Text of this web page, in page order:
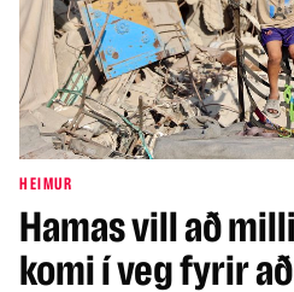
HEIMUR
Hamas vill að
komi í veg fyrir